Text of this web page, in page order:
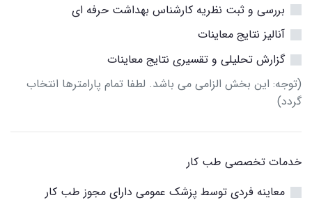
بررسی و ثبت نظریه کارشناس بهداشت حرفه ای
آنالیز نتایج معاینات
گزارش تحلیلی و تقسیری نتایج معاینات
(توجه: این بخش الزامی می باشد. لطفا تمام پارامترها انتخاب
گردد)
خدمات تخصصی طب کار
معاینه فردی توسط پزشک عمومی دارای مجوز طب کار